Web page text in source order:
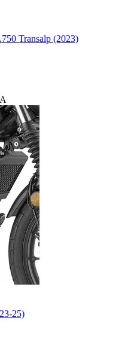
Transalp (2023)
25)